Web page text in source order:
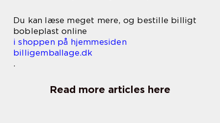
Du kan læse meget mere, og bestille billigt
bobleplast online
i shoppen på hjemmesiden
billigemballage.dk
.
Read more articles here